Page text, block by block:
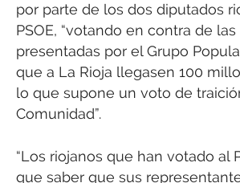
por parte de los dos diputados
PSOE, “votando en contra de
presentadas por el Grupo
que a La Rioja llegasen 100
lo que supone un voto de
Comunidad”.
“Los riojanos que han votado al
que saber que sus